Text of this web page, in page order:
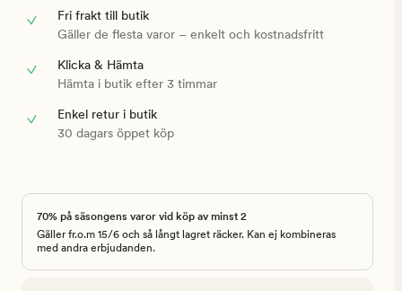
Fri frakt till butik
Gäller de flesta varor – enkelt och kostnadsfritt
Klicka & Hämta
Hämta i butik efter 3 timmar
Enkel retur i butik
30 dagars öppet köp
70% på säsongens varor vid köp av minst 2
Gäller fr.o.m 15/6 och så långt lagret räcker. Kan ej kombineras
med andra erbjudanden.